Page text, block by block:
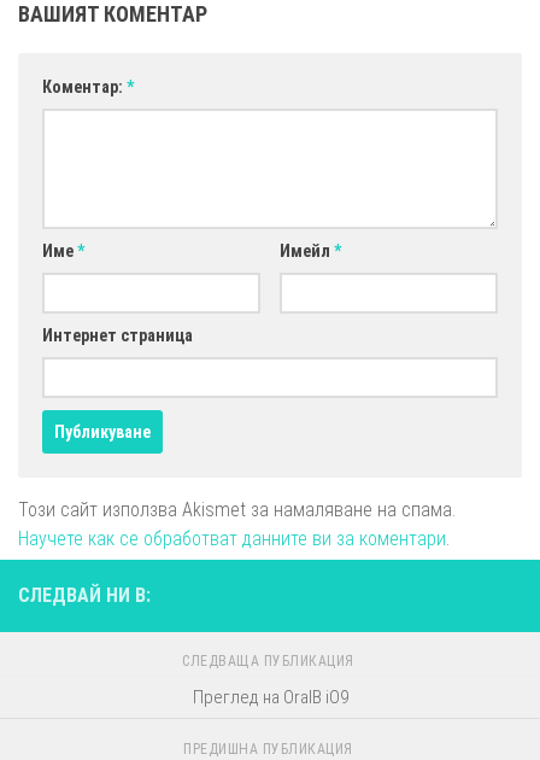
ВАШИЯТ КОМЕНТАР
Коментар: *
Име* Имейл *
Интернет страница
Този сайт използва Akismet за намаляване на спама.
Научете как се обработват данните ви за коментари.
СЛЕДВАЙ НИ В:
СЛЕДВАЩА ПУБЛИКАЦИЯ
Преглед на OralB iO9
ПРЕДИШНА ПУБЛИКАЦИЯ